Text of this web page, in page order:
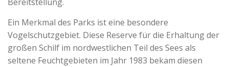
Ein Merkmal des Parks ist eine besondere
Vogelschutzgebiet. Diese Reserve für die Erhaltung der
großen Schilf im nordwestlichen Teil des Sees als
seltene Feuchtgebieten im Jahr 1983 bekam diesen